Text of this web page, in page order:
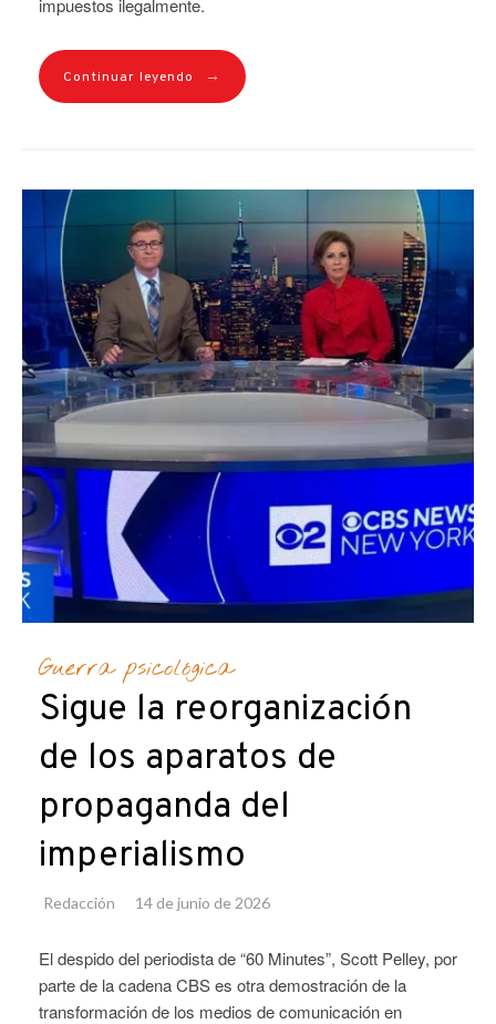
impuestos ilegalmente.
Continuar leyendo →
Guerra psicológica
Sigue la reorganización
de los aparatos de
propaganda del
imperialismo
Redacción 14 de junio de 2026
El despido del periodista de “60 Minutes”, Scott Pelley, por
parte de la cadena CBS es otra demostración de la
transformación de los medios de comunicación en